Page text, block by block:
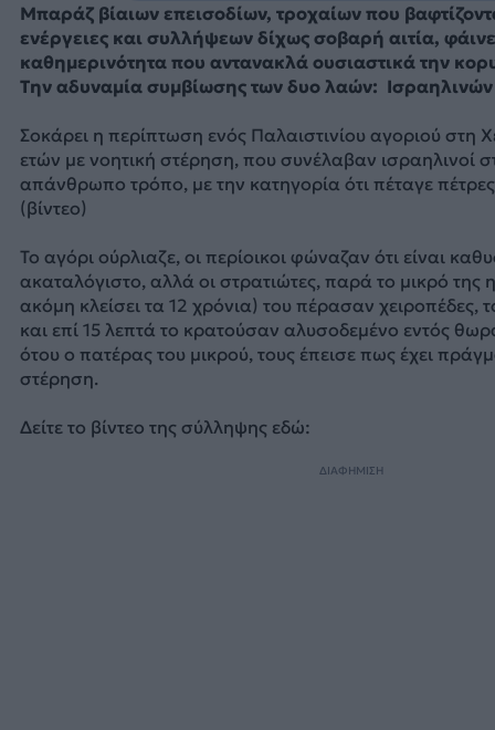
Μπαράζ βίαιων επεισοδίων, τροχαίων που
ενέργειες και συλλήψεων δίχως σοβαρή αιτία,
καθημερινότητα που αντανακλά ουσιαστικά την
Την αδυναμία συμβίωσης των δυο λαών: Ισραηλινών
Σοκάρει η περίπτωση ενός Παλαιστινίου αγοριού στη
ετών με νοητική στέρηση, που συνέλαβαν ισραηλινοί
απάνθρωπο τρόπο, με την κατηγορία ότι πέταγε
(βίντεο)
Το αγόρι ούρλιαζε, οι περίοικοι φώναζαν ότι είναι
ακαταλόγιστο, αλλά οι στρατιώτες, παρά το μικρό της
ακόμη κλείσει τα 12 χρόνια) του πέρασαν χειροπέδες,
και επί 15 λεπτά το κρατούσαν αλυσοδεμένο εντός
ότου ο πατέρας του μικρού, τους έπεισε πως έχει
στέρηση.
Δείτε το βίντεο της σύλληψης εδώ:
ΔΙΑΦΗΜΙΣΗ